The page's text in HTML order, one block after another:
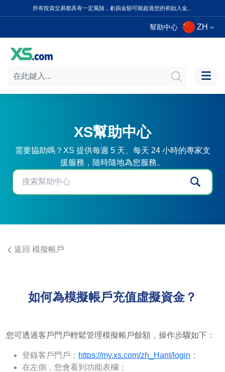
所有投資交易都具有一定風險，虧損金額可能超過您的初始入金。
幫助中心 ZH
XS幫助中心
需要協助嗎？XS 提供每週 5 天、每天 24 小時的專家支
援服務，隨時隨地為您服務。
返回 模擬帳戶
如何為模擬帳戶充值虛擬資金？
您可透過客戶門戶輕鬆管理模擬帳戶餘額，操作步驟如下：
登錄客戶門戶： https://my.xs.com/zh_Hant/login ；
在左側，您會看到功能表欄；